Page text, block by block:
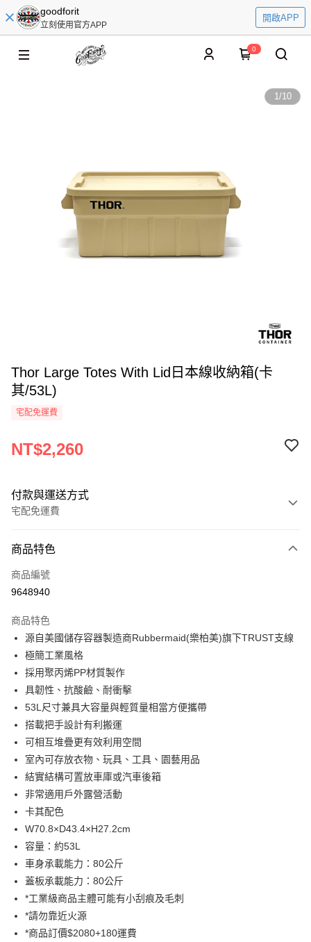
goodforit
立刻使用官方APP
開啟APP
0
1/10
Thor Large Totes With Lid日本線收納箱(卡
其/53L)
宅配免運費
NT$2,260
付款與運送方式
宅配免運費
信用卡一次付款
信用卡分期付款
合作金庫商業銀行
華南商業銀行
彰化商業銀行
上海商業儲蓄銀行
國泰世華商業銀行
臺灣中小企業銀行
匯豐（台灣）商業銀行
華泰商業銀行
聯邦商業銀行
遠東國際商業銀行
元大商業銀行
玉山商業銀行
台新國際商業銀行
中國信託商業銀行
台灣樂天信用卡公司
6 期 0 利率 每期
華南商業銀行
上海商業儲蓄銀行
國泰世華商業銀行
臺灣中小企業銀行
台中商業銀行
匯豐（台灣）商業銀行
聯邦商業銀行
元大商業銀行
玉山商業銀行
星展（台灣）商業銀行
台新國際商業銀行
台灣樂天信用卡公司
LINE Pay
Apple Pay
悠遊付
AFTEE先享後付
相關說明
【關於「AFTEE先享後付」】
AFTEE先享後付是「在收到商品之後才付款」的支付方式。 讓您購物簡單
１．簡單：不需註冊會員、不需綁卡、不需儲值。
２．便利：只要手機號碼，簡訊認證，即可結帳。
３．安心：先確認商品／服務後，再付款。
【「AFTEE先享後付」結帳流程】
１．於結帳方式選擇「AFTEE先享後付」後，將跳轉至「AFTEE先享後付」
結帳頁面，進行簡訊認證並確認金額後，即可完成結帳。
２．訂單成立數日內，您將收到繳費通知簡訊。
３．收到繳費通知簡訊後14天內，點擊此簡訊中的連結，可透過四大超商／
ATM／網路銀行／等多元方式進行付款，方視為交易完成。
購買商品的店家。未經商家同意取消之訂單仍視為有效，需透過AFTEE先享
ATM付款
運送方式
宅配
每筆NT$100，滿NT$2,500(含以上)免運費
免運費
商品特色
商品編號
9648940
商品特色
源自美國儲存容器製造商Rubbermaid(樂柏美)旗下TRUST支線
極簡工業風格
採用聚丙烯PP材質製作
具韌性、抗酸鹼、耐衝擊
53L尺寸兼具大容量與輕質量相當方便攜帶
搭載把手設計有利搬運
可相互堆疊更有效利用空間
室內可存放衣物、玩具、工具、園藝用品
結實結構可置放車庫或汽車後箱
非常適用戶外露營活動
卡其配色
W70.8×D43.4×H27.2cm
容量：約53L
車身承載能力：80公斤
蓋板承載能力：80公斤
*工業級商品主體可能有小刮痕及毛刺
*請勿靠近火源
*商品訂價$2080+180運費